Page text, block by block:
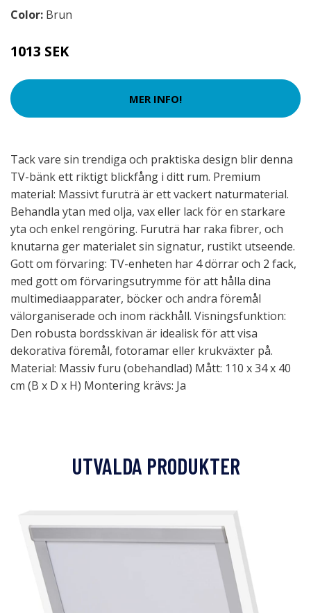
Color: Brun
1013 SEK
MER INFO!
Tack vare sin trendiga och praktiska design blir denna
TV-bänk ett riktigt blickfång i ditt rum. Premium
material: Massivt furuträ är ett vackert naturmaterial.
Behandla ytan med olja, vax eller lack för en starkare
yta och enkel rengöring. Furuträ har raka fibrer, och
knutarna ger materialet sin signatur, rustikt utseende.
Gott om förvaring: TV-enheten har 4 dörrar och 2 fack,
med gott om förvaringsutrymme för att hålla dina
multimediaapparater, böcker och andra föremål
välorganiserade och inom räckhåll. Visningsfunktion:
Den robusta bordsskivan är idealisk för att visa
dekorativa föremål, fotoramar eller krukväxter på.
Material: Massiv furu (obehandlad) Mått: 110 x 34 x 40
cm (B x D x H) Montering krävs: Ja
UTVALDA PRODUKTER